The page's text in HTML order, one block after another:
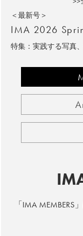
＜最新号＞
IMA 2026
特集：実践する写真
「IMA